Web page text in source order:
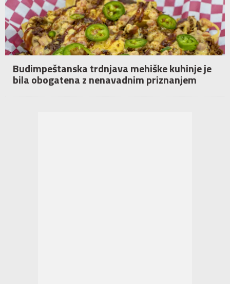
Budimpeštanska trdnjava mehiške kuhinje je
bila obogatena z nenavadnim priznanjem